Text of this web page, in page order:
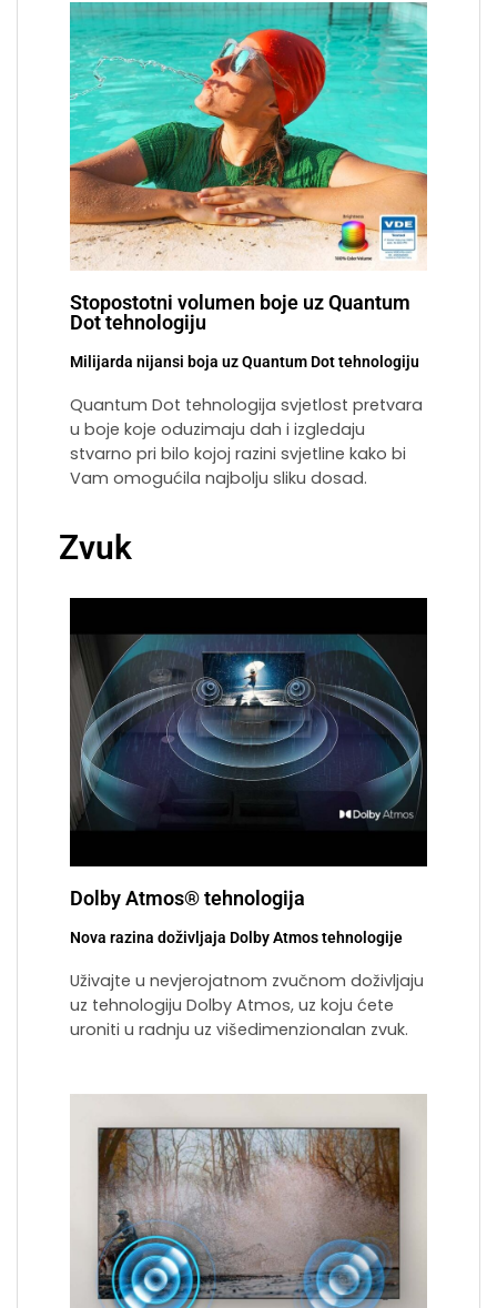
Stopostotni volumen boje uz Quantum
Dot tehnologiju
Milijarda nijansi boja uz Quantum Dot tehnologiju
Quantum Dot tehnologija svjetlost pretvara
u boje koje oduzimaju dah i izgledaju
stvarno pri bilo kojoj razini svjetline kako bi
Vam omogućila najbolju sliku dosad.
Zvuk
Dolby Atmos® tehnologija
Nova razina doživljaja Dolby Atmos tehnologije
Uživajte u nevjerojatnom zvučnom doživljaju
uz tehnologiju Dolby Atmos, uz koju ćete
uroniti u radnju uz višedimenzionalan zvuk.